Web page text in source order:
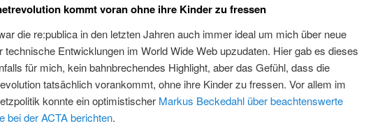
kommt voran ohne ihre Kinder zu fressen
die re:publica in den letzten Jahren auch immer ideal um mich über neue
technische Entwicklungen im World Wide Web upzudaten. Hier gab es dieses
für mich, kein bahnbrechendes Highlight, aber das Gefühl, dass die
tatsächlich vorankommt, ohne ihre Kinder zu fressen. Vor allem im
konnte ein optimistischer Markus Beckedahl über beachtenswerte
bei der ACTA berichten.